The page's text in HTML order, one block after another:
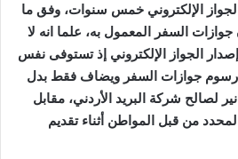
الإلكتروني خمس سنوات، وفق ما
السفر المعمول به، علما انه لا
الجواز الإلكتروني إذ تستوفى نفس
جوازات السفر ويضاف فقط بدل
لصالح شركة البريد الأردني، مقابل
من قبل المواطن أثناء تقديم